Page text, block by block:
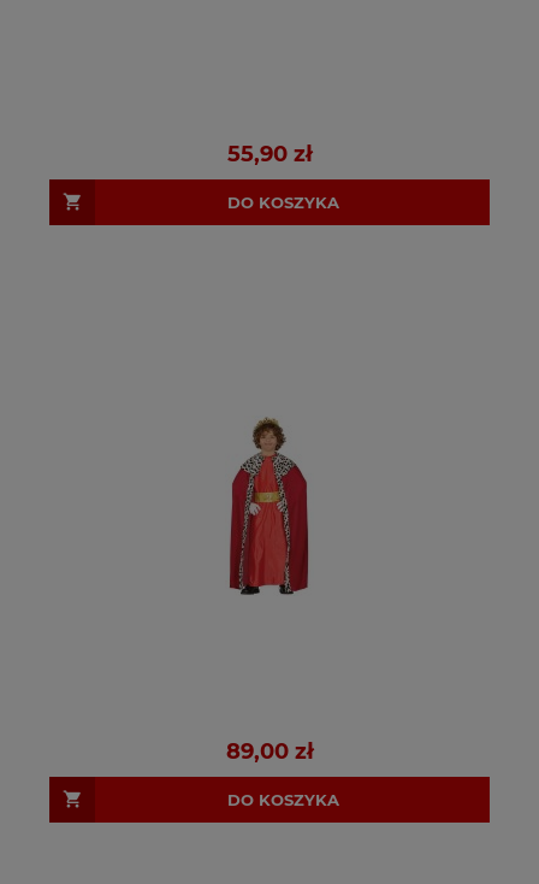
55,90 zł
DO KOSZYKA
89,00 zł
DO KOSZYKA